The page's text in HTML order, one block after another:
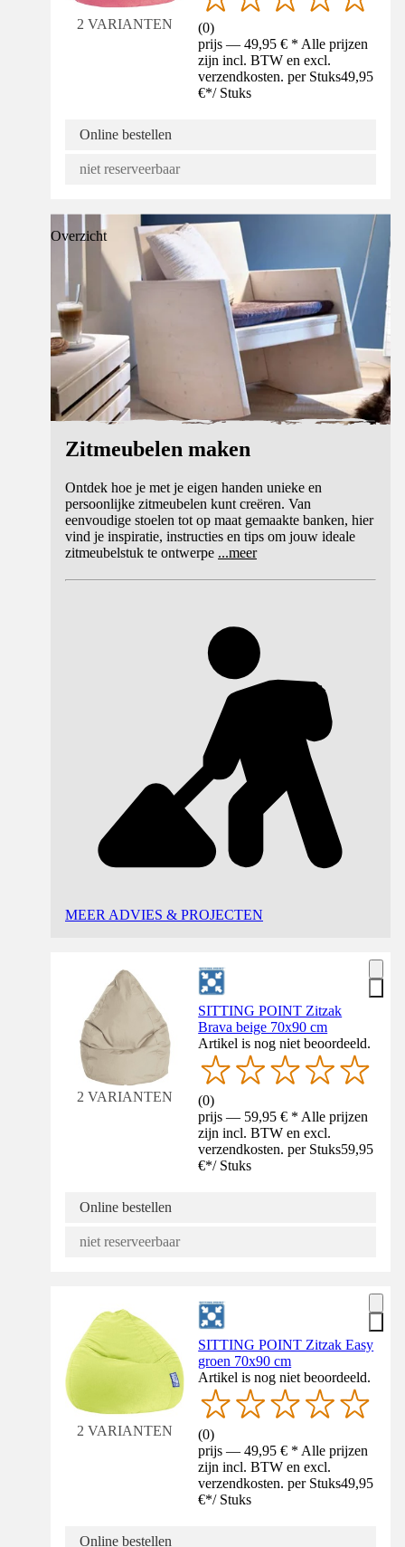
2 VARIANTEN (0)
prijs — 49,95 € * Alle prijzen
zijn incl. BTW en excl.
verzendkosten. per Stuks49,95
€*/ Stuks
Online bestellen
niet reserveerbaar
Overzicht
Zitmeubelen maken
Ontdek hoe je met je eigen handen unieke en
persoonlijke zitmeubelen kunt creëren. Van
eenvoudige stoelen tot op maat gemaakte banken, hier
vind je inspiratie, instructies en tips om jouw ideale
zitmeubelstuk te ontwerpe ...meer
MEER ADVIES & PROJECTEN
2 VARIANTEN
SITTING POINT Zitzak
Brava beige 70x90 cm
Artikel is nog niet beoordeeld.
(0)
prijs — 59,95 € * Alle prijzen
zijn incl. BTW en excl.
verzendkosten. per Stuks59,95
€*/ Stuks
Online bestellen
niet reserveerbaar
2 VARIANTEN
SITTING POINT Zitzak Easy
groen 70x90 cm
Artikel is nog niet beoordeeld.
(0)
prijs — 49,95 € * Alle prijzen
zijn incl. BTW en excl.
verzendkosten. per Stuks49,95
€*/ Stuks
Online bestellen